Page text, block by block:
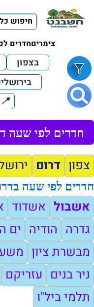
חיפוש
צימריםחדרים
בצפון
📍
חדרים לפי שעה
צפון דרום
חדרים לפי שעה
אשבול אשדוד
גדרה הודיה ים
מבשרת ציון
ניר בנים עזריקם
תלמי ביל"ו